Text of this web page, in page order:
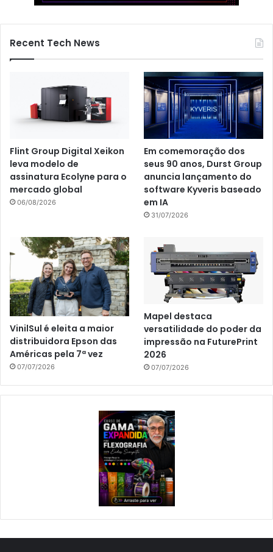
Recent Tech News
Flint Group Digital Xeikon
leva modelo de
assinatura Ecolyne para o
mercado global
06/08/2026
Em comemoração dos
seus 90 anos, Durst Group
anuncia lançamento do
software Kyveris baseado
em IA
31/07/2026
VinilSul é eleita a maior
distribuidora Epson das
Américas pela 7ª vez
07/07/2026
Mapel destaca
versatilidade do poder da
impressão na FuturePrint
2026
07/07/2026